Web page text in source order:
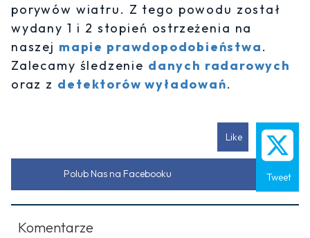
porywów wiatru. Z tego powodu został
wydany 1 i 2 stopień ostrzeżenia na
naszej mapie prawdopodobieństwa.
Zalecamy śledzenie danych radarowych
oraz z detektorów wyładowań.
Like
Tweet
Polub Nas na Facebooku
Komentarze